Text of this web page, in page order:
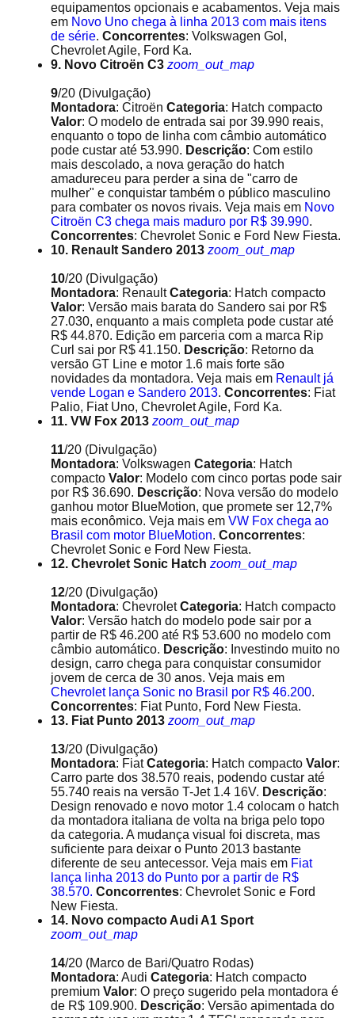
equipamentos opcionais e acabamentos. Veja mais
em Novo Uno chega à linha 2013 com mais itens
de série. Concorrentes: Volkswagen Gol,
Chevrolet Agile, Ford Ka.
9. Novo Citroën C3 zoom_out_map
9/20 (Divulgação)
Montadora: Citroën Categoria: Hatch compacto
Valor: O modelo de entrada sai por 39.990 reais,
enquanto o topo de linha com câmbio automático
pode custar até 53.990. Descrição: Com estilo
mais descolado, a nova geração do hatch
amadureceu para perder a sina de "carro de
mulher" e conquistar também o público masculino
para combater os novos rivais. Veja mais em Novo
Citroën C3 chega mais maduro por R$ 39.990.
Concorrentes: Chevrolet Sonic e Ford New Fiesta.
10. Renault Sandero 2013 zoom_out_map
10/20 (Divulgação)
Montadora: RenaultCategoria: Hatch compacto
Valor: Versão mais barata do Sandero sai por R$
27.030, enquanto a mais completa pode custar até
R$ 44.870. Edição em parceria com a marca Rip
Curl sai por R$ 41.150. Descrição: Retorno da
versão GT Line e motor 1.6 mais forte são
novidades da montadora. Veja mais em Renault já
vende Logan e Sandero 2013. Concorrentes: Fiat
Palio, Fiat Uno, Chevrolet Agile, Ford Ka.
11. VW Fox 2013 zoom_out_map
11/20 (Divulgação)
Montadora: Volkswagen Categoria: Hatch
compacto Valor: Modelo com cinco portas pode sair
por R$ 36.690. Descrição: Nova versão do modelo
ganhou motor BlueMotion, que promete ser 12,7%
mais econômico. Veja mais em VW Fox chega ao
Brasil com motor BlueMotion. Concorrentes:
Chevrolet Sonic e Ford New Fiesta.
12. Chevrolet Sonic Hatch zoom_out_map
12/20 (Divulgação)
Montadora: ChevroletCategoria: Hatch compacto
Valor: Versão hatch do modelo pode sair por a
partir de R$ 46.200 até R$ 53.600 no modelo com
câmbio automático. Descrição: Investindo muito no
design, carro chega para conquistar consumidor
jovem de cerca de 30 anos. Veja mais em
Chevrolet lança Sonic no Brasil por R$ 46.200.
Concorrentes: Fiat Punto, Ford New Fiesta.
13. Fiat Punto 2013 zoom_out_map
13/20 (Divulgação)
Montadora: FiatCategoria: Hatch compacto Valor:
Carro parte dos 38.570 reais, podendo custar até
55.740 reais na versão T-Jet 1.4 16V. Descrição:
Design renovado e novo motor 1.4 colocam o hatch
da montadora italiana de volta na briga pelo topo
da categoria. A mudança visual foi discreta, mas
suficiente para deixar o Punto 2013 bastante
diferente de seu antecessor. Veja mais em Fiat
lança linha 2013 do Punto por a partir de R$
38.570. Concorrentes: Chevrolet Sonic e Ford
New Fiesta.
14. Novo compacto Audi A1 Sport
zoom_out_map
14/20 (Marco de Bari/Quatro Rodas)
Montadora: Audi Categoria: Hatch compacto
premium Valor: O preço sugerido pela montadora é
de R$ 109.900. Descrição: Versão apimentada do